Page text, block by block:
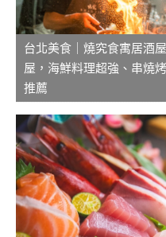
台北美食｜燒究食寓居酒
屋，海鮮料理超強、串燒
推薦